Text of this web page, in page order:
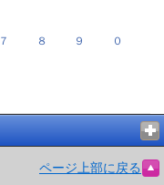
７ ８ ９ ０
ページ上部に戻る